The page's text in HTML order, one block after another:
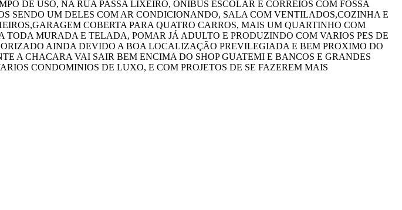
DE USO, NA RUA PASSA LIXEIRO, ONIBUS ESCOLAR E CORREIOS COM FOSSA
SENDO UM DELES COM AR CONDICIONANDO, SALA COM VENTILADOS,COZINHA E
COBERTA PARA QUATRO CARROS, MAIS UM QUARTINHO COM
MURADA E TELADA, POMAR JÁ ADULTO E PRODUZINDO COM VARIOS PES DE
AINDA DEVIDO A BOA LOCALIZAÇÃO PREVILEGIADA E BEM PROXIMO DO
A CHACARA VAI SAIR BEM ENCIMA DO SHOP GUATEMI E BANCOS E GRANDES
CONDOMINIOS DE LUXO, E COM PROJETOS DE SE FAZEREM MAIS